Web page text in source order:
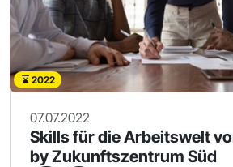
2022
07.07.2022
Skills für die Arbeitswelt
by Zukunftszentrum Süd